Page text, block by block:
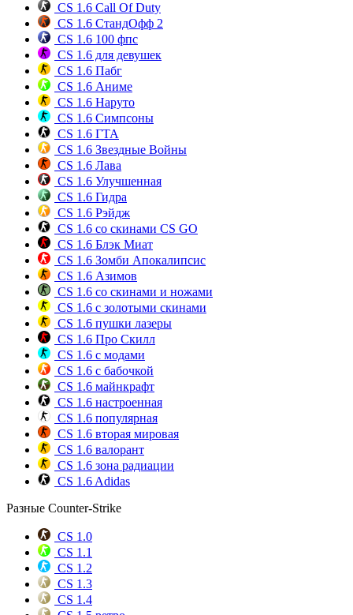
CS 1.6 Call Of Duty
CS 1.6 СтандОфф 2
CS 1.6 100 фпс
CS 1.6 для девушек
CS 1.6 Пабг
CS 1.6 Аниме
CS 1.6 Наруто
CS 1.6 Симпсоны
CS 1.6 ГТА
CS 1.6 Звездные Войны
CS 1.6 Лава
CS 1.6 Улучшенная
CS 1.6 Гидра
CS 1.6 Рэйдж
CS 1.6 со скинами CS GO
CS 1.6 Блэк Миат
CS 1.6 Зомби Апокалипсис
CS 1.6 Азимов
CS 1.6 со скинами и ножами
CS 1.6 с золотыми скинами
CS 1.6 пушки лазеры
CS 1.6 Про Скилл
CS 1.6 с модами
CS 1.6 с бабочкой
CS 1.6 майнкрафт
CS 1.6 настроенная
CS 1.6 популярная
CS 1.6 вторая мировая
CS 1.6 валорант
CS 1.6 зона радиации
CS 1.6 Adidas
Разные Counter-Strike
CS 1.0
CS 1.1
CS 1.2
CS 1.3
CS 1.4